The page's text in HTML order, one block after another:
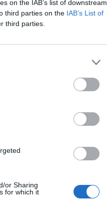
on the IAB’s list of downstream
third parties on the IAB’s List of
third parties.
or Sharing
for which it
a
si
solo
la
altre